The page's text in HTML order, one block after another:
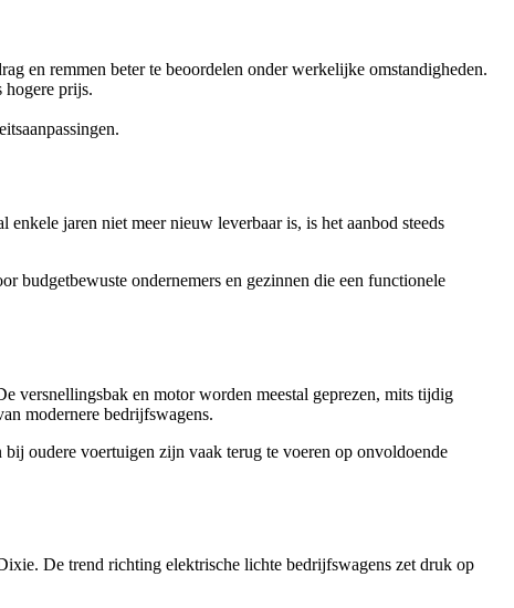
en remmen beter te beoordelen onder werkelijke omstandigheden.
hogere prijs.
jaren niet meer nieuw leverbaar is, is het aanbod steeds
budgetbewuste ondernemers en gezinnen die een functionele
versnellingsbak en motor worden meestal geprezen, mits tijdig
modernere bedrijfswagens.
oudere voertuigen zijn vaak terug te voeren op onvoldoende
De trend richting elektrische lichte bedrijfswagens zet druk op